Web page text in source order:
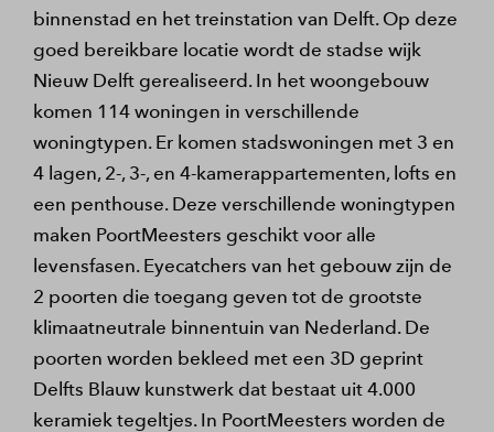
binnenstad en het treinstation van Delft. Op deze
goed bereikbare locatie wordt de stadse wijk
Nieuw Delft gerealiseerd. In het woongebouw
komen 114 woningen in verschillende
woningtypen. Er komen stadswoningen met 3 en
4 lagen, 2-, 3-, en 4-kamerappartementen, lofts en
een penthouse. Deze verschillende woningtypen
maken PoortMeesters geschikt voor alle
levensfasen. Eyecatchers van het gebouw zijn de
2 poorten die toegang geven tot de grootste
klimaatneutrale binnentuin van Nederland. De
poorten worden bekleed met een 3D geprint
Delfts Blauw kunstwerk dat bestaat uit 4.000
keramiek tegeltjes. In PoortMeesters worden de